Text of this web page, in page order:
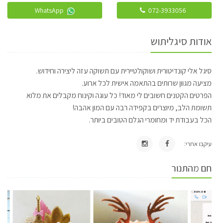
אודות סיגליתוש
סיגל אלי קונדיטורית ושוקולטיירית עם תשוקה עזה ליצירה וחידוש.
מציעה מגוון שרותים בהתאמה אישית לכל ארוע.
הפרטים הקטנים חשובים לי מאוד! כל עוגה וקינוח מקבלים את מלוא
תשומת הלב, מיוצרים בקפידה רבה עם המון אהבה!
הכל בעבודת יד ומחומרי הגלם הטובים ביותר.
עיקבו אחרי:
חם מהתנור